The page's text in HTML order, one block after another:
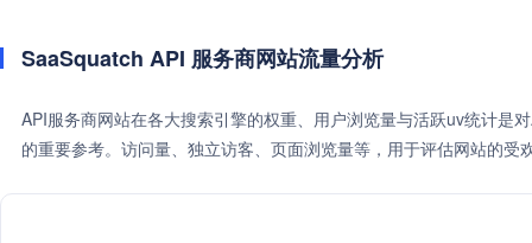
SaaSquatch API 服务商网站流量分析
API服务商网站在各大搜索引擎的权重、用户浏览量与活跃uv统计是
的重要参考。访问量、独立访客、页面浏览量等，用于评估网站的